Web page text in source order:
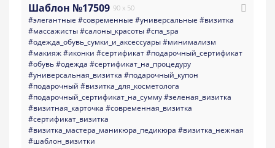
Шаблон №17509 90 x 50
#элегантные #современные #универсальные #визитка
#массажисты#салоны_красоты#спа_spa
#одежда_обувь_сумки_и_аксессуары#минимализм
#макияж#иконки #сертификат#подарочный_сертификат
#обувь#одежда #сертификат_на_процедуру
#универсальная_визитка #подарочный_купон
#подарочный #визитка_для_косметолога
#подарочный_сертификат_на_сумму#зеленая_визитка
#визитная_карточка #современная_визитка
#сертификат_визитка
#визитка_мастера_маникюра_педикюра #визитка_нежная
#шаблон_визитки